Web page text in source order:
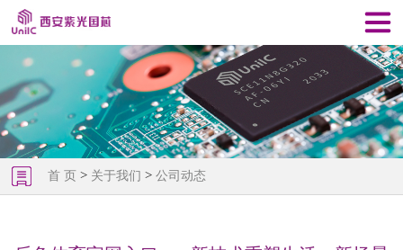
首 页> 关于我们 >公司动态